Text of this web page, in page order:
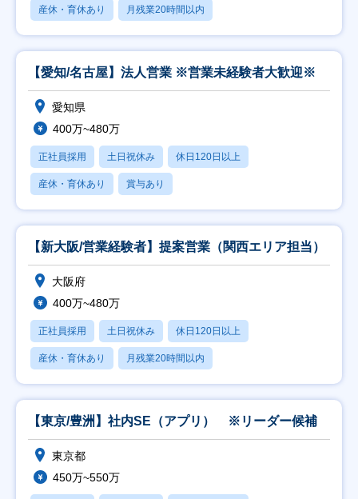
産休・育休あり 月残業20時間以内
【愛知/名古屋】法人営業 ※営業未経験者大歓迎※
愛知県
400万~480万
正社員採用 土日祝休み 休日120日以上
産休・育休あり 賞与あり
【新大阪/営業経験者】提案営業（関西エリア担当）
大阪府
400万~480万
正社員採用 土日祝休み 休日120日以上
産休・育休あり 月残業20時間以内
【東京/豊洲】社内SE（アプリ） ※リーダー候補
東京都
450万~550万